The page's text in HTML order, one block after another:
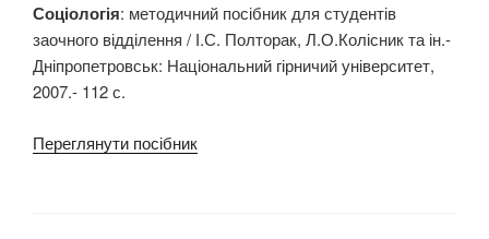
Соціологія: методичний посібник для студентів
заочного відділення / І.С. Полторак, Л.О.Колісник та ін.-
Дніпропетровськ: Національний гірничий університет,
2007.- 112 с.
Переглянути посібник